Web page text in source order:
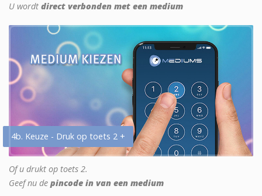
U wordt direct verbonden met een medium
4b. Keuze - Druk op toets 2 +
Of u drukt op toets 2.
Geef nu de pincode in van een medium